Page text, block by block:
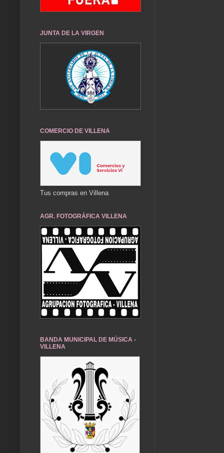
JUNTA DE LA VIRGEN
COMERCIO DE VILLENA
Tus compras en Villena
AGR. FOTOGRÁFICA VILLENA
BANDA MUNICIPAL DE MÚSICA -
VILLENA